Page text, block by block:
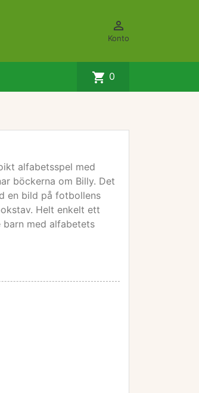

Konto
shopping_cart 0
alfabetsspel med
böckerna om Billy. Det
en bild på fotbollens
Helt enkelt ett
med alfabetets